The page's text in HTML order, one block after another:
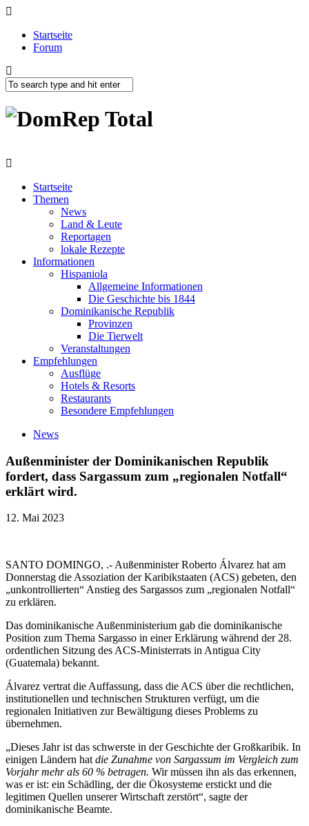
Startseite
Forum
Startseite
Themen
News
Land & Leute
Reportagen
lokale Rezepte
Informationen
Hispaniola
Allgemeine Informationen
Die Geschichte bis 1844
Dominikanische Republik
Provinzen
Die Tierwelt
Veranstaltungen
Empfehlungen
Ausflüge
Hotels & Resorts
Restaurants
Besondere Empfehlungen
News
Außenminister der Dominikanischen Republik
fordert, dass Sargassum zum „regionalen Notfall“
erklärt wird.
12. Mai 2023
SANTO DOMINGO, .- Außenminister Roberto Álvarez hat am
Donnerstag die Assoziation der Karibikstaaten (ACS) gebeten, den
„unkontrollierten“ Anstieg des Sargassos zum „regionalen Notfall“
zu erklären.
Das dominikanische Außenministerium gab die dominikanische
Position zum Thema Sargasso in einer Erklärung während der 28.
ordentlichen Sitzung des ACS-Ministerrats in Antigua City
(Guatemala) bekannt.
Álvarez vertrat die Auffassung, dass die ACS über die rechtlichen,
institutionellen und technischen Strukturen verfügt, um die
regionalen Initiativen zur Bewältigung dieses Problems zu
übernehmen.
„Dieses Jahr ist das schwerste in der Geschichte der Großkaribik. In
einigen Ländern hat die Zunahme von Sargassum im Vergleich zum
Vorjahr mehr als 60 % betragen. Wir müssen ihn als das erkennen,
was er ist: ein Schädling, der die Ökosysteme erstickt und die
legitimen Quellen unserer Wirtschaft zerstört“, sagte der
dominikanische Beamte.